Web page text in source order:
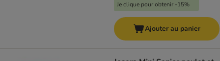
Je clique pour obtenir -15%
Ajouter au panier